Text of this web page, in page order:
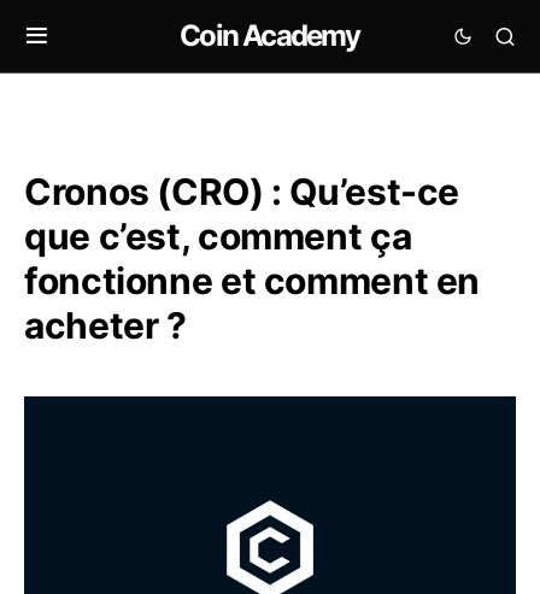
Coin Academy
Cronos (CRO) : Qu’est-ce
que c’est, comment ça
fonctionne et comment en
acheter ?